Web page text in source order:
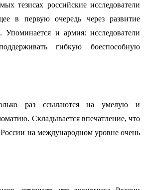
тезисах российские исследователи
в первую очередь через развитие
Упоминается и армия: исследователи
гибкую боеспособную
раз ссылаются на умелую и
Складывается впечатление, что
на международном уровне очень